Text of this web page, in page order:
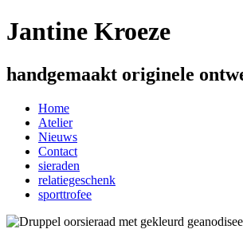
Jantine Kroeze
handgemaakt originele
Home
Atelier
Nieuws
Contact
sieraden
relatiegeschenk
sporttrofee